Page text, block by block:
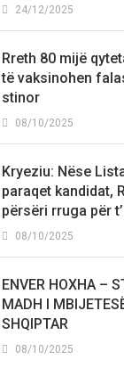
24/12/2025
Rreth 80 mijë
të vaksinohen
stinor
08/10/2025
Kryeziu: Nëse
paraqet kandidat,
përsëri rruga për
08/10/2025
ENVER HOXHA –
MADH I
SHQIPTAR
08/10/2025